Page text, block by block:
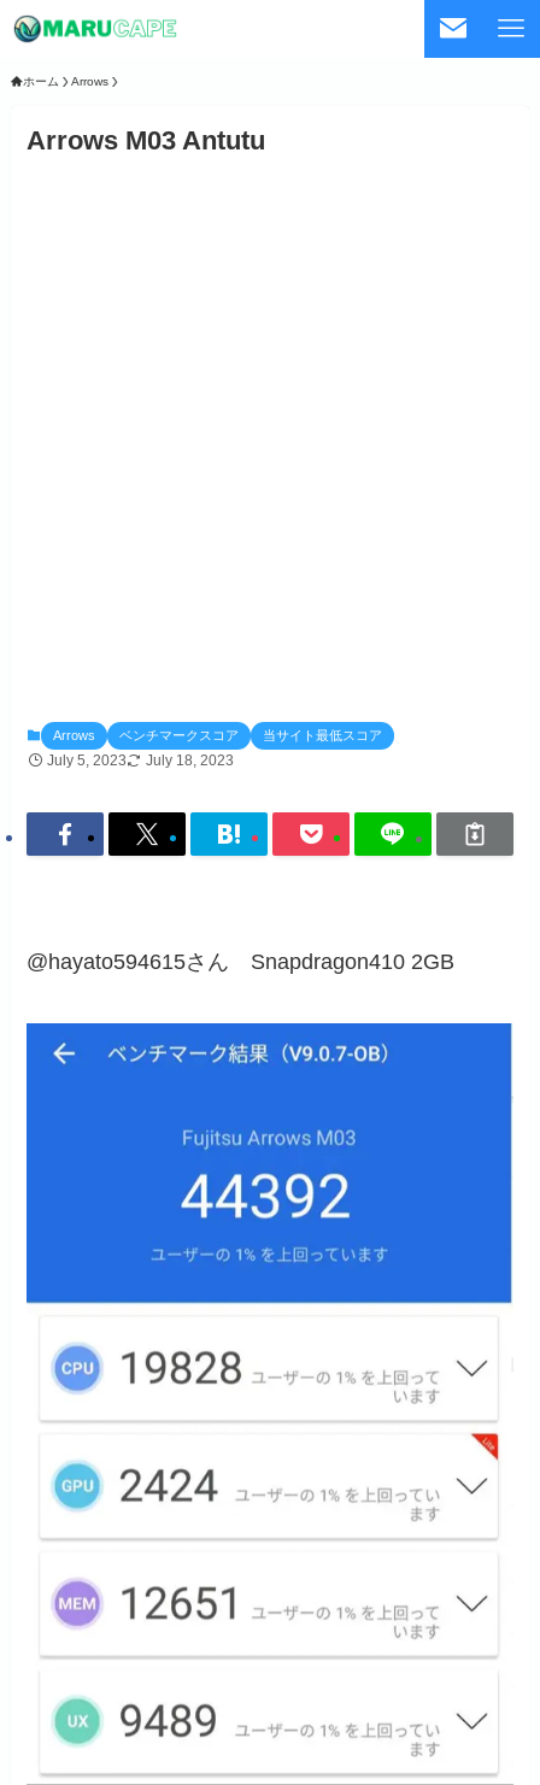
ホーム Arrows
Arrows M03 Antutu
Arrows ベンチマークスコア 当サイト最低スコア
July 5, 2023 July 18, 2023
@hayato594615さん Snapdragon410 2GB